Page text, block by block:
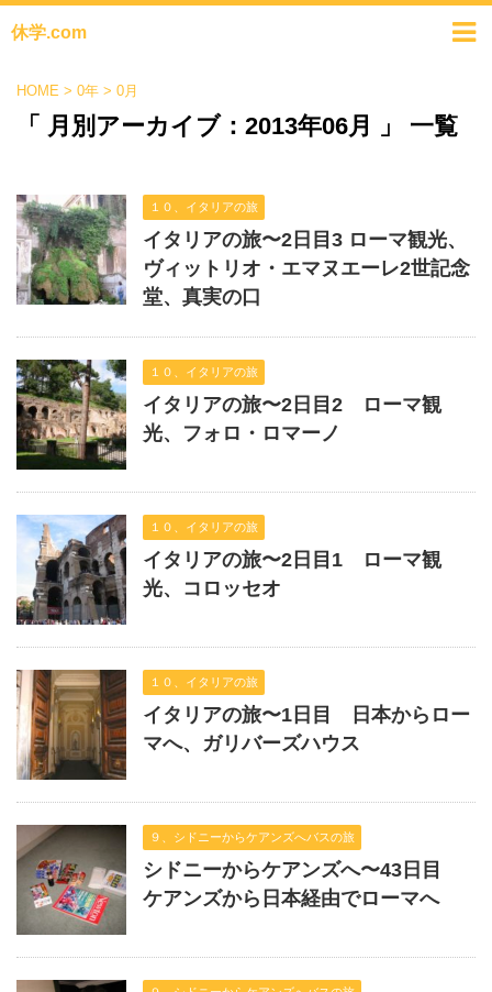
休学.com
HOME > 0年 > 0月
「 月別アーカイブ：2013年06月 」 一覧
１０、イタリアの旅
イタリアの旅〜2日目3 ローマ観光、
ヴィットリオ・エマヌエーレ2世記念
堂、真実の口
１０、イタリアの旅
イタリアの旅〜2日目2 ローマ観
光、フォロ・ロマーノ
１０、イタリアの旅
イタリアの旅〜2日目1 ローマ観
光、コロッセオ
１０、イタリアの旅
イタリアの旅〜1日目 日本からロー
マへ、ガリバーズハウス
９、シドニーからケアンズへバスの旅
シドニーからケアンズへ〜43日目
ケアンズから日本経由でローマへ